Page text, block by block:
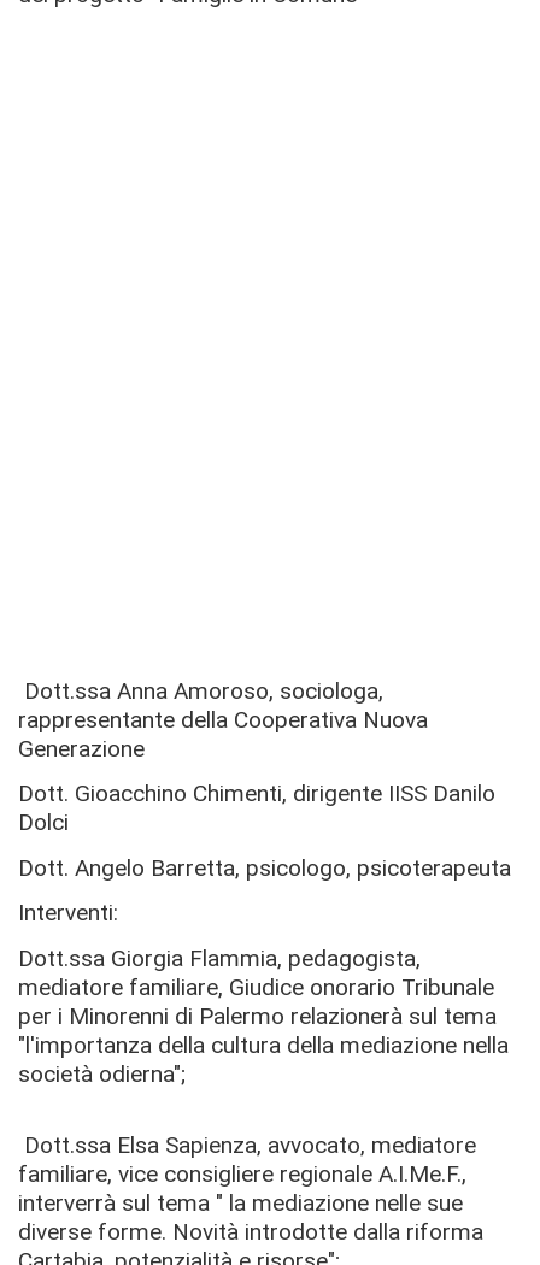
Dott.ssa Anna Amoroso, sociologa,
rappresentante della Cooperativa Nuova
Generazione
Dott. Gioacchino Chimenti, dirigente IISS Danilo
Dolci
Dott. Angelo Barretta, psicologo, psicoterapeuta
Interventi:
Dott.ssa Giorgia Flammia, pedagogista,
mediatore familiare, Giudice onorario Tribunale
per i Minorenni di Palermo relazionerà sul tema
"l'importanza della cultura della mediazione nella
società odierna";
Dott.ssa Elsa Sapienza, avvocato, mediatore
familiare, vice consigliere regionale A.I.Me.F.,
interverrà sul tema " la mediazione nelle sue
diverse forme. Novità introdotte dalla riforma